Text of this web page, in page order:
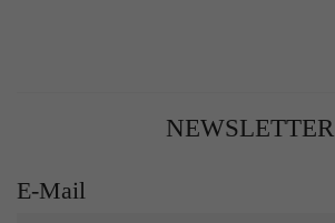
NEWSLETTER
E-Mail